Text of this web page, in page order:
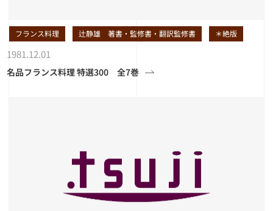
フランス料理 辻静雄 著書・監修書・翻訳監修書 ＊絶版
1981.12.01
名品フランス料理 特選300 全7巻